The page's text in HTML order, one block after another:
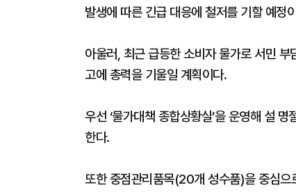
발생에 따른 긴급 대응에 철저를 기할 예정
아울러, 최근 급등한 소비자 물가로 서민
고에 총력을 기울일 계획이다.
우선 ‘물가대책 종합상황실’을 운영해 설
한다.
또한 중점관리품목(20개 성수품)을 중심으